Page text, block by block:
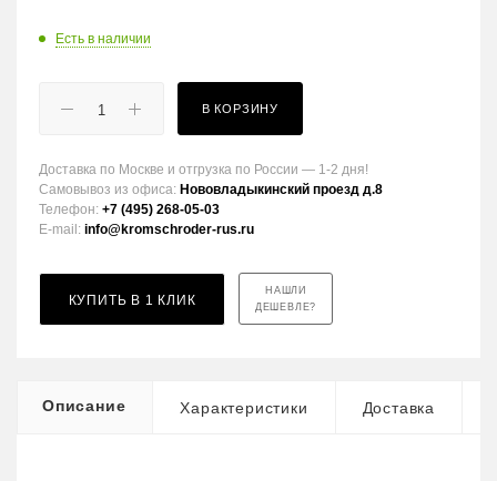
Есть в наличии
В КОРЗИНУ
Доставка по Москве и отгрузка по России — 1-2 дня!
Самовывоз из офиса: Нововладыкинский проезд д.8
Телефон: +7 (495) 268-05-03
E-mail: info@kromschroder-rus.ru
КУПИТЬ В 1 КЛИК
НАШЛИ
ДЕШЕВЛЕ?
Описание Характеристики Доставка